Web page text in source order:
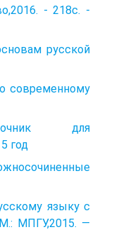
- 218с. -
русской
современному
для
год
языку с
МПГУ,2015. —